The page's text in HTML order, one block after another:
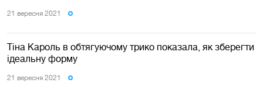
21 вересня 2021
Тіна Кароль в обтягуючому трико показала, як зберегти
ідеальну форму
21 вересня 2021